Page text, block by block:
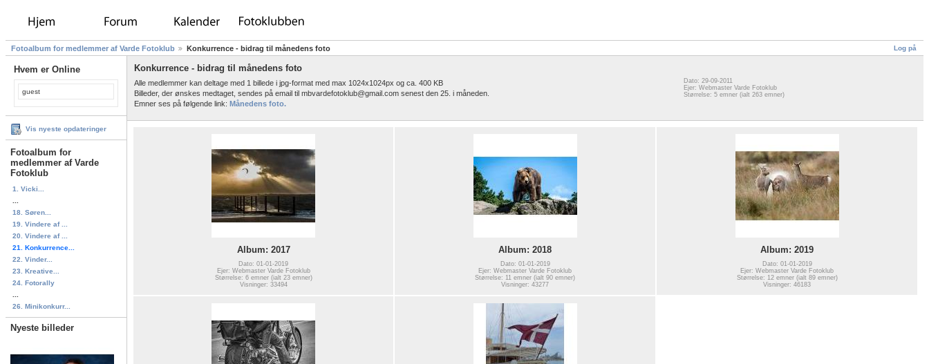
Log på
Fotoalbum for medlemmer af Varde Fotoklub Konkurrence - bidrag til månedens foto
Hvem er Online
guest
Vis nyeste opdateringer
Fotoalbum for
medlemmer af Varde
Fotoklub
1. Vicki...
18. Søren...
19. Vindere af ...
20. Vindere af ...
21. Konkurrence...
22. Vinder...
23. Kreative...
24. Fotorally
26. Minikonkurr...
Nyeste billeder
Konkurrence - bidrag til månedens foto
Alle medlemmer kan deltage med 1 billede i jpg-format med max 1024x1024px og ca. 400 KB
Billeder, der ønskes medtaget, sendes på email til mbvardefotoklub@gmail.com senest den 25. i måneden.
Emner ses på følgende link: Månedens foto.
Dato: 29-09-2011
Ejer: Webmaster Varde Fotoklub
Størrelse: 5 emner (ialt 263 emner)
Album: 2017
Dato: 01-01-2019
Ejer: Webmaster Varde Fotoklub
Størrelse: 6 emner (ialt 23 emner)
Visninger: 33494
Album: 2018
Dato: 01-01-2019
Ejer: Webmaster Varde Fotoklub
Størrelse: 11 emner (ialt 90 emner)
Visninger: 43277
Album: 2019
Dato: 01-01-2019
Ejer: Webmaster Varde Fotoklub
Størrelse: 12 emner (ialt 89 emner)
Visninger: 46183